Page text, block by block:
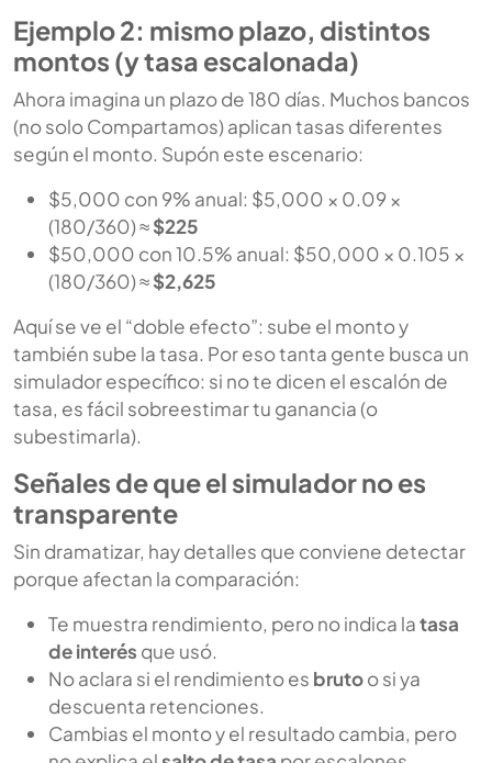
Ejemplo 2: mismo plazo, distintos
montos (y tasa escalonada)
Ahora imagina un plazo de 180 días. Muchos bancos
(no solo Compartamos) aplican tasas diferentes
según el monto. Supón este escenario:
$5,000 con 9% anual: $5,000 × 0.09 ×
(180/360) ≈$225
$50,000 con 10.5% anual: $50,000 × 0.105 ×
(180/360) ≈$2,625
Aquí se ve el “doble efecto”: sube el monto y
también sube la tasa. Por eso tanta gente busca un
simulador específico: si no te dicen el escalón de
tasa, es fácil sobreestimar tu ganancia (o
subestimarla).
Señales de que el simulador no es
transparente
Sin dramatizar, hay detalles que conviene detectar
porque afectan la comparación:
Te muestra rendimiento, pero no indica latasa
de interés que usó.
No aclara si el rendimiento es brutoo si ya
descuenta retenciones.
Cambias el monto y el resultado cambia, pero